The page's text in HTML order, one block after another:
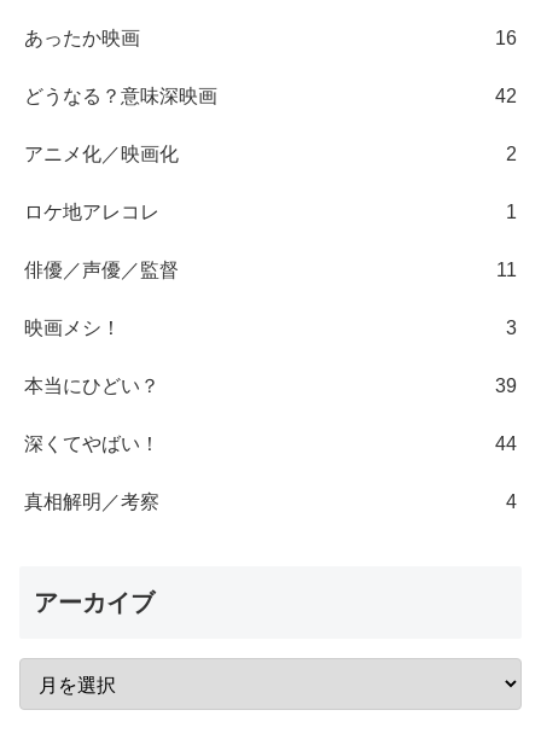
あったか映画 16
どうなる？意味深映画 42
アニメ化／映画化 2
ロケ地アレコレ 1
俳優／声優／監督 11
映画メシ！ 3
本当にひどい？ 39
深くてやばい！ 44
真相解明／考察 4
アーカイブ